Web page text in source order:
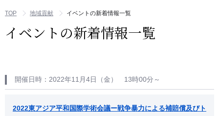
TOP 地域貢献 イベントの新着情報一覧
イベントの新着情報一覧
開催日時：2022年11月4日（金） 13時00分～
2022東アジア平和国際学術会議ー戦争暴力による補賠償及びト